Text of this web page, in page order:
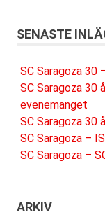
SENASTE
SC Saragoza 30
SC Saragoza 30
evenemanget
SC Saragoza 30
SC Saragoza –
SC Saragoza –
ARKIV